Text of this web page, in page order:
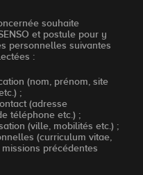
souhaite
et postule pour y
personnelles suivantes
:
(nom, prénom, site
;
(adresse
téléphone etc.) ;
(ville, mobilités etc.) ;
(curriculum vitae,
précédentes